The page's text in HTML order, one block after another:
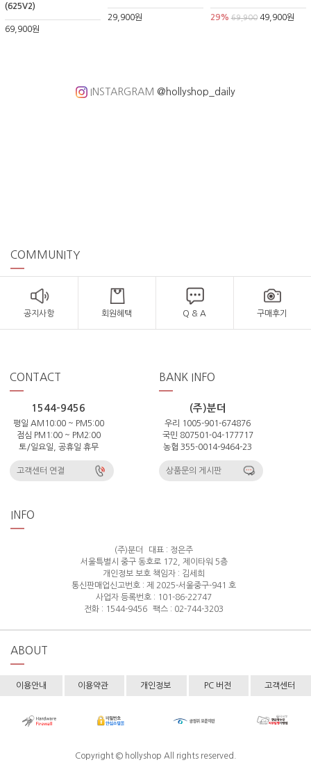
(625V2)
69,900원
29,900원 29% 69,90049,900원
INSTARGRAM @hollyshop_daily
COMMUNITY
공지사항 회원혜택 Q & A 구매후기
CONTACT
1544-9456
평일 AM10:00 ~ PM5:00
점심 PM1:00 ~ PM2:00
토/일요일, 공휴일 휴무
고객센터 연결
BANK INFO
(주)분더
우리 1005-901-674876
국민 807501-04-177717
농협 355-0014-9464-23
상품문의 게시판
INFO
(주)분더
대표 : 정은주
서울특별시 중구 동호로 172, 제이타워 5층
개인정보 보호 책임자 : 김세희
통신판매업신고번호 : 제 2025-서울중구-941 호
사업자 등록번호 : 101-86-22747
전화 : 1544-9456
팩스 : 02-744-3203
ABOUT
이용안내 이용약관 개인정보 PC 버전 고객센터
Copyright © hollyshop All rights reserved.